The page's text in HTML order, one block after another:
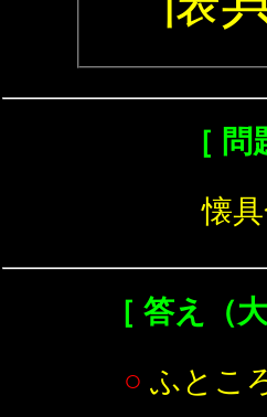
［ 問
懐
［ 答え（
○ ふとこ